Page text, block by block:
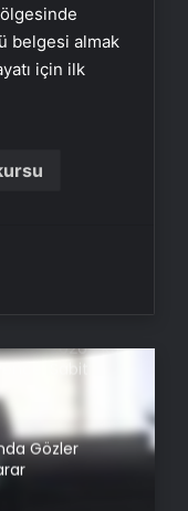
belgesi almak
için ilk
Gözler
Ayak